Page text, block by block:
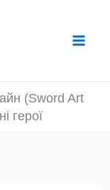
(Sword Art
герої